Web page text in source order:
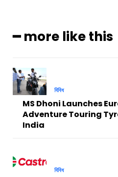
━ more like this
বিবিধ
MS Dhoni Launches
Adventure Touring
India
বিবিধ